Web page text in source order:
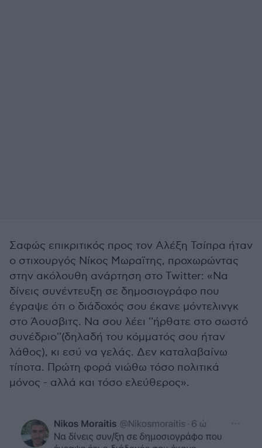
Σαφώς επικριτικός προς τον Αλέξη Τσίπρα ήταν
ο στιχουργός Νίκος Μωραϊτης, προχωρώντας
στην ακόλουθη ανάρτηση στο Twitter: «Να
δίνεις συνέντευξη σε δημοσιογράφο που
έγραψε ότι ο διάδοχός σου έκανε μόντελινγκ
στο Άουσβιτς. Να σου λέει ''ήρθατε στο σωστό
συνέδριο''(δηλαδή του κόμματός σου ήταν
λάθος), κι εσύ να γελάς. Δεν καταλαβαίνω
τίποτα. Πρώτη φορά νιώθω τόσο πολιτικά
μόνος - αλλά και τόσο ελεύθερος».